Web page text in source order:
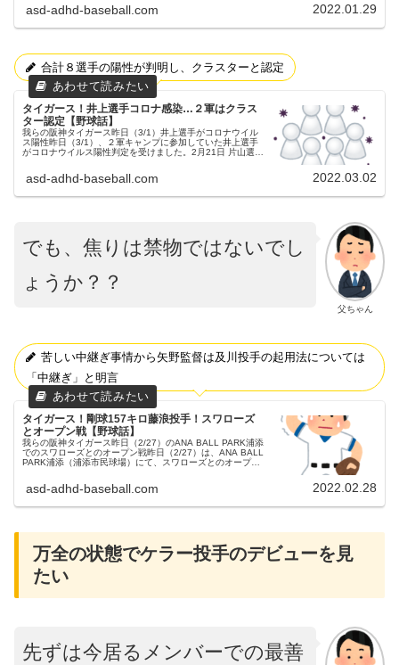
asd-adhd-baseball.com 2022.01.29
合計８選手の陽性が判明し、クラスターと認定
タイガース！井上選手コロナ感染…２軍はクラス
ター認定【野球話】
我らの阪神タイガース昨日（3/1）井上選手がコロナウイル
ス陽性昨日（3/1）、２軍キャンプに参加していた井上選手
がコロナウイルス陽性判定を受けました。2月21日 片山選手
asd-adhd-baseball.com 2022.03.02
父ちゃん
でも、焦りは禁物ではないでし
ょうか？？
苦しい中継ぎ事情から矢野監督は及川投手の起用法については
「中継ぎ」と明言
タイガース！剛球157キロ藤浪投手！スワローズ
とオープン戦【野球話】
我らの阪神タイガース昨日（2/27）のANA BALL PARK浦添
でのスワローズとのオープン戦昨日（2/27）は、ANA BALL
PARK浦添（浦添市民球場）にて、スワローズとのオープン
asd-adhd-baseball.com 2022.02.28
万全の状態でケラー投手のデビューを見
たい
先ずは今居るメンバーでの最善